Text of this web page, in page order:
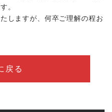
。
しますが、何卒ご理解の程お
戻る